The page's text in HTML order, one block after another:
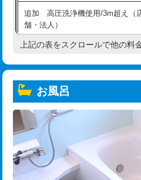
追加 高圧洗浄機使用/3m超え（
舗・法人）
高度高圧洗浄換
トーラー機使用/3mまで
追加トーラー機使用/3m超え
カメラ調査
桝清掃
上記の表をスクロールで他の料
お風呂